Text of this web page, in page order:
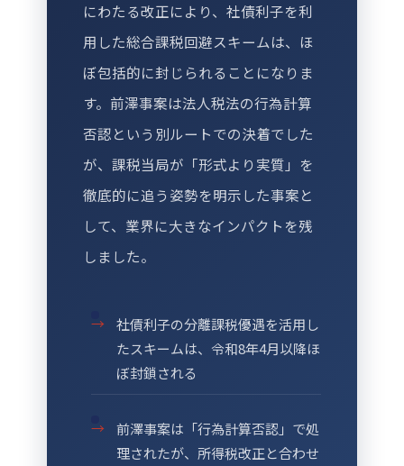
にわたる改正により、社債利子を利
用した総合課税回避スキームは、ほ
ぼ包括的に封じられることになりま
す。前澤事案は法人税法の行為計算
否認という別ルートでの決着でした
が、課税当局が「形式より実質」を
徹底的に追う姿勢を明示した事案と
して、業界に大きなインパクトを残
しました。
社債利子の分離課税優遇を活用し
たスキームは、令和8年4月以降ほ
ぼ封鎖される
前澤事案は「行為計算否認」で処
理されたが、所得税改正と合わせ